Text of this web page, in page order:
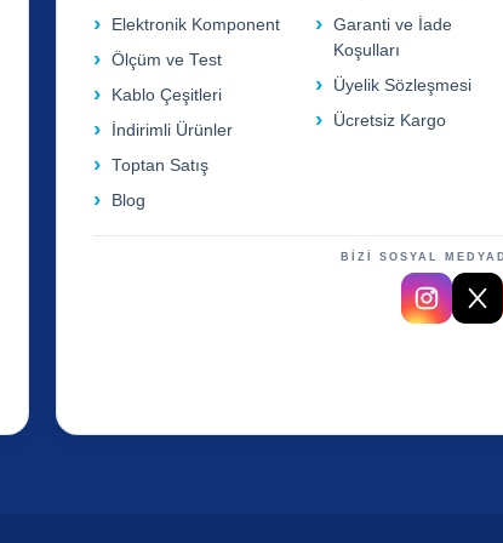
Elektronik Komponent
Ölçüm ve Test
Kablo Çeşitleri
İndirimli Ürünler
Toptan Satış
Blog
Garanti ve İade
Koşulları
Üyelik Sözleşmesi
Ücretsiz Kargo
BİZİ SOSYAL